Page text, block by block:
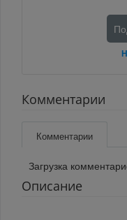
Комментарии
Комментарии
Загрузка
Описание